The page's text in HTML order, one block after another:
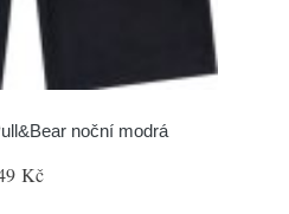
noční modrá
Kč